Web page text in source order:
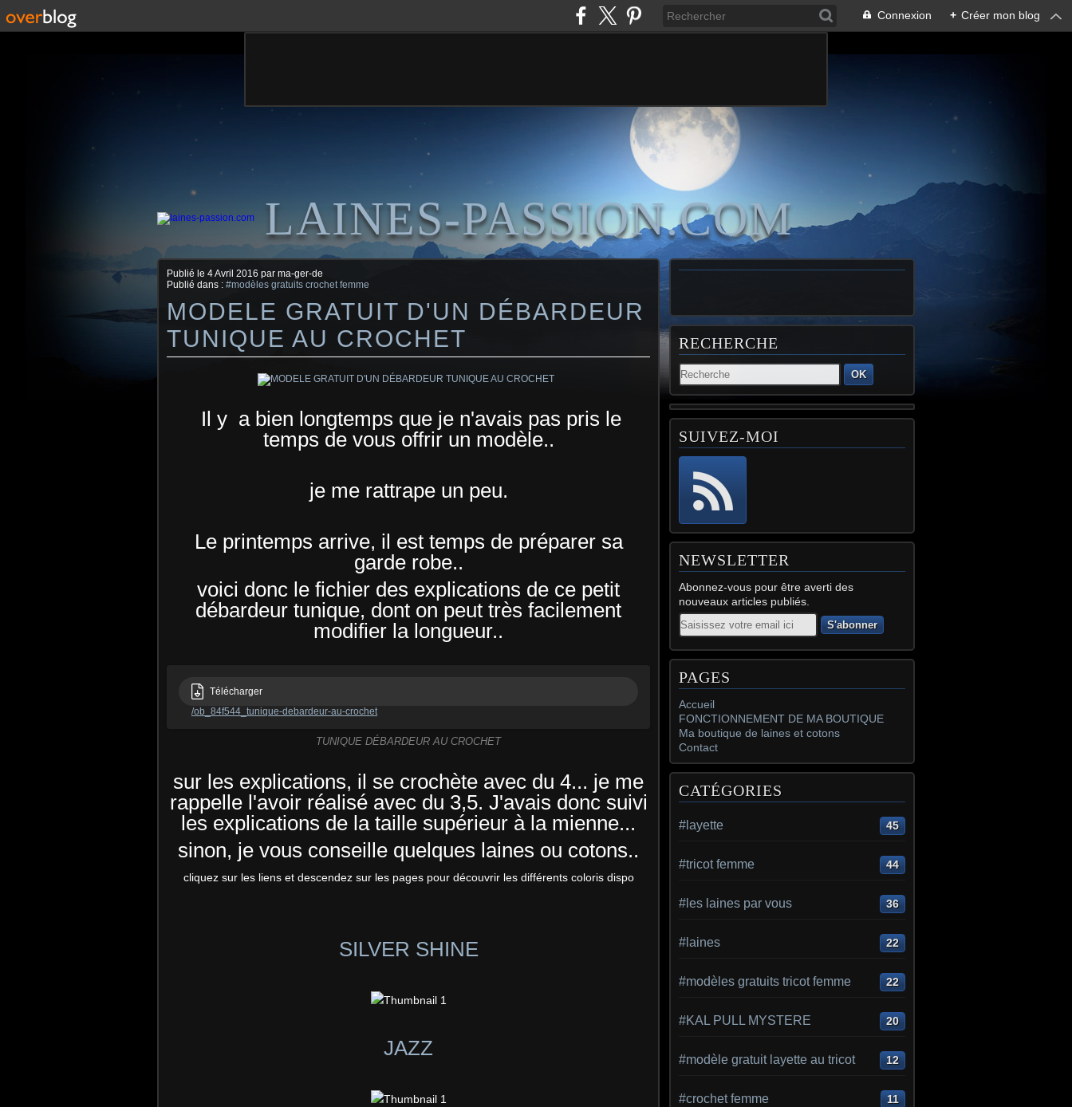
Connexion + Créer mon blog
LAINES-PASSION.COM
Publié le 4 Avril 2016 par ma-ger-de
Publié dans : #modèles gratuits crochet femme
MODELE GRATUIT D'UN DÉBARDEUR
TUNIQUE AU CROCHET
Il y a bien longtemps que je n'avais pas pris le
temps de vous offrir un modèle..
je me rattrape un peu.
Le printemps arrive, il est temps de préparer sa
garde robe..
voici donc le fichier des explications de ce petit
débardeur tunique, dont on peut très facilement
modifier la longueur..
Télécharger
/ob_84f544_tunique-debardeur-au-crochet
TUNIQUE DÉBARDEUR AU CROCHET
sur les explications, il se crochète avec du 4... je me
rappelle l'avoir réalisé avec du 3,5. J'avais donc suivi
les explications de la taille supérieur à la mienne...
sinon, je vous conseille quelques laines ou cotons..
cliquez sur les liens et descendez sur les pages pour découvrir les différents coloris dispo
SILVER SHINE
JAZZ
RECHERCHE
OK
SUIVEZ-MOI
NEWSLETTER
Abonnez-vous pour être averti des
nouveaux articles publiés.
Email
PAGES
Accueil
FONCTIONNEMENT DE MA BOUTIQUE
Ma boutique de laines et cotons
Contact
CATÉGORIES
#layette 45
#tricot femme 44
#les laines par vous 36
#laines 22
#modèles gratuits tricot femme 22
#KAL PULL MYSTERE 20
#modèle gratuit layette au tricot 12
#crochet femme 11